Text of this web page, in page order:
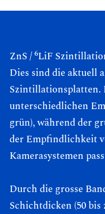
ZnS / 6LiF
Dies sind die aktuell
Szintillationsplatten.
unterschiedlichen
grün), während der
der Empfindlichkeit
Kamerasystemen
Durch die grosse
Schichtdicken (50 bis